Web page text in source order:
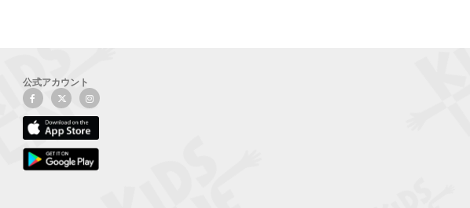
公式アカウント